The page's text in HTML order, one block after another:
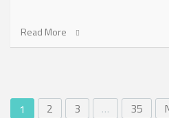
Read More
1 2 3 … 35